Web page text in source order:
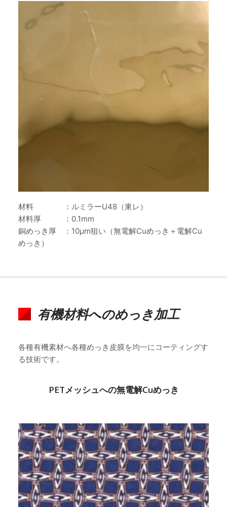
材料 ：ルミラーU48（東レ）
材料厚 ：0.1mm
銅めっき厚 ：10μm狙い（無電解Cuめっき＋電解Cu
めっき）
有機材料へのめっき加工
各種有機素材へ各種めっき皮膜を均一にコーティングす
る技術です。
PETメッシュへの無電解Cuめっき